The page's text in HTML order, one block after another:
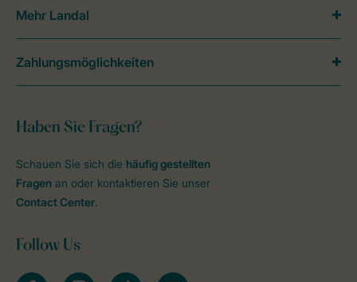
Haben Sie Fragen?
Schauen Sie sich die häufig gestellten
Fragen an oder kontaktieren Sie unser
Contact Center.
Follow Us
Mehr Landal
Zahlungsmöglichkeiten